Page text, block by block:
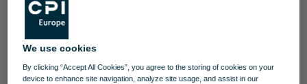
We use cookies
By clicking “Accept All Cookies”, you agree to the storing of cookies on your
device to enhance site navigation, analyze site usage, and assist in our